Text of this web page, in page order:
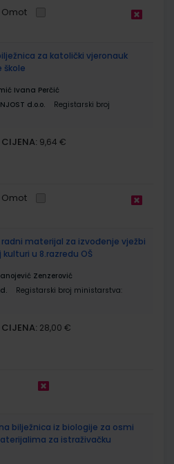
Omot
bilježnica za katolički vjeronauk
škole
Ivana Perčić
d.o.o.
Registarski broj
CIJENA: 9,64 €
Omot
radni materijal za izvođenje vježbi
u 8.razredu OŠ
Zenzerović
Registarski broj ministarstva:
CIJENA: 28,00 €
bilježnica iz biologije za osmi
za istraživačku